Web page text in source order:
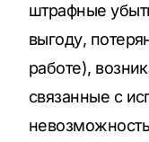
штрафные
выгоду,
работе),
связанные с